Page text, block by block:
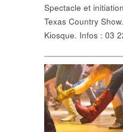
Spectacle et
Texas Country
Kiosque. Infos : 03